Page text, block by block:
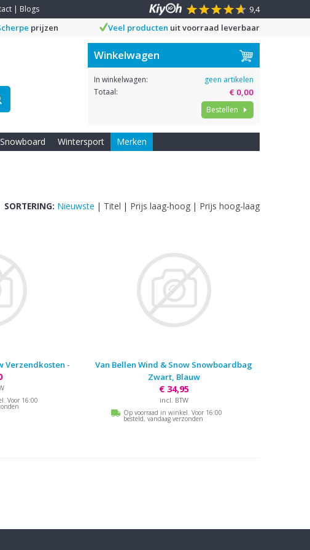
| Blogs
9,4
prijzen Veel producten uit voorraad leverbaar
Winkelwagen
In winkelwagen:
geen artikelen
Totaal:
€ 0,00
Bestellen
Snowboard Wintersport Merken
SORTERING: Nieuwste | Titel | Prijs laag-hoog | Prijs hoog-laag
Verzendkosten -
Voor 16:00
Van Bellen Wind & Snow Snowboardbag
Zwart, Blauw
€ 34,95
incl. BTW
Op voorraad in winkel. Voor 16:00
besteld, vandaag verzonden